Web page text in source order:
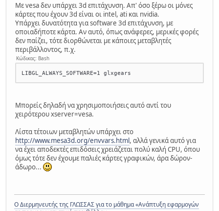
Με vesa δεν υπάρχει 3d επιτάχυνση. Απ' όσο ξέρω οι μόνες
κάρτες που έχουν 3d είναι οι intel, ati και nvidia.
Υπάρχει δυνατότητα για software 3d επιτάχυνση, με
οποιαδήποτε κάρτα. Αν αυτό, όπως ανάφερες, μερικές φορές
δεν παίζει, τότε διορθώνεται με κάποιες μεταβλητές
περιβάλλοντος, π.χ.
Κώδικας: Bash
Μπορείς δηλαδή να χρησιμοποιήσεις αυτό αντί του
χειρότερου xserver=vesa.
Λίστα τέτοιων μεταβλητών υπάρχει στο
http://www.mesa3d.org/envvars.html, αλλά γενικά αυτό για
να έχει αποδεκτές επιδόσεις χρειάζεται πολύ καλή CPU, όπου
όμως τότε δεν έχουμε παλιές κάρτες γραφικών, άρα δώρον-
άδωρο...
Ο Διερμηνευτής της ΓΛΩΣΣΑΣ για το μάθημα «Ανάπτυξη εφαρμογών